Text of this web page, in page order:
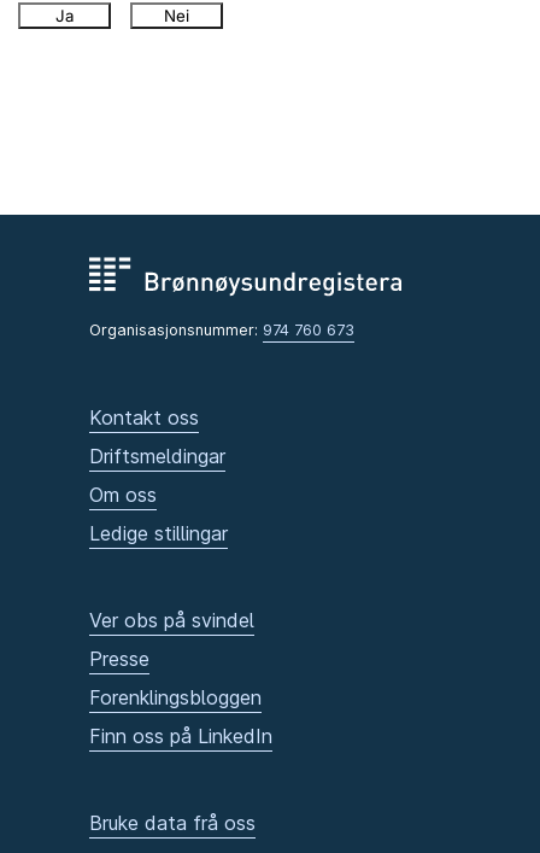
Ja Nei
Organisasjonsnummer: 974 760 673
Kontakt oss
Driftsmeldingar
Om oss
Ledige stillingar
Ver obs på svindel
Presse
Forenklingsbloggen
Finn oss på LinkedIn
Bruke data frå oss